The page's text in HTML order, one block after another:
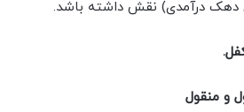
دهک درآمدی) نقش داشته باشد.